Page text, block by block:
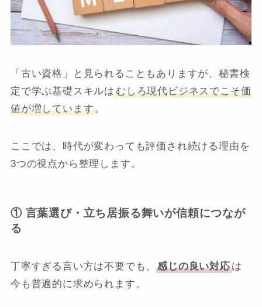
「古い資格」と見られることもありますが、秘書検
定で学ぶ基礎スキルは むしろ現代ビジネスでこそ価
値が増しています。
ここでは、時代が変わっても評価され続ける理由を
3つの視点から整理します。
① 言葉選び・立ち居振る舞いが信頼につなが
る
丁寧すぎる言い方は不要でも、感じの良い対応は
今も普遍的に求められます。